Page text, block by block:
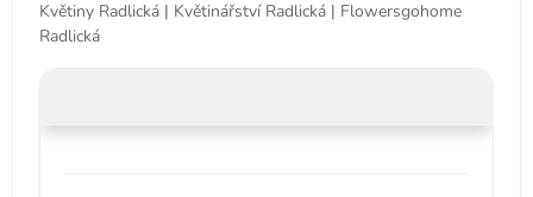
Květiny Radlická | Květinářství Radlická | Flowersgohome
Radlická